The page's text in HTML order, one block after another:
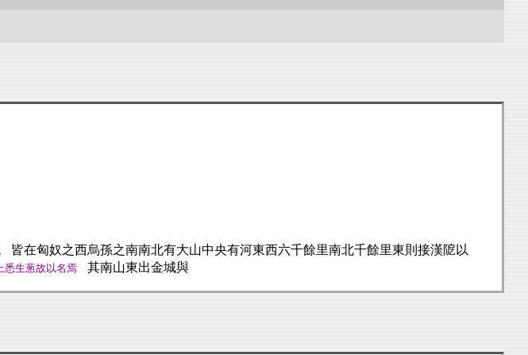
皆在匈奴之西烏孫之南南北有大山中央有河東西六千餘里南北千餘里東則接漢阸以
悉生葱故以名焉 其南山東出金城與